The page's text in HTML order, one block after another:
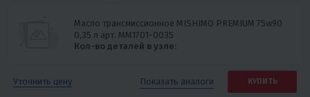
Масло трансмиссионное MISHIMO PREMIUM 75w90
0,35 л арт. MM1701-0035
Кол-во деталей в узле:
Уточнить цену Показать аналоги КУПИТЬ